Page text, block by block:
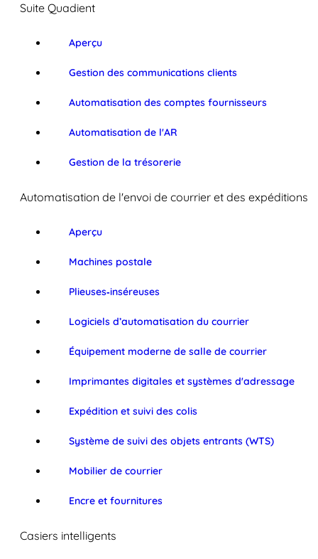
Suite Quadient
Aperçu
Gestion des communications clients
Automatisation des comptes fournisseurs
Automatisation de l'AR
Gestion de la trésorerie
Automatisation de l'envoi de courrier et des expéditions
Aperçu
Machines postale
Plieuses‑inséreuses
Logiciels d’automatisation du courrier
Équipement moderne de salle de courrier
Imprimantes digitales et systèmes d'adressage
Expédition et suivi des colis
Système de suivi des objets entrants (WTS)
Mobilier de courrier
Encre et fournitures
Casiers intelligents